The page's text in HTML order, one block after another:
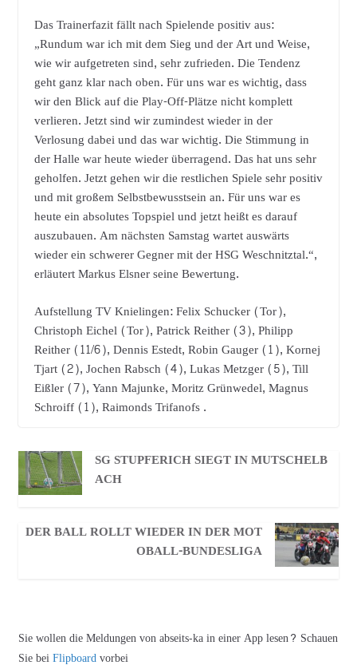
Das Trainerfazit fällt nach Spielende positiv aus:
„Rundum war ich mit dem Sieg und der Art und Weise,
wie wir aufgetreten sind, sehr zufrieden. Die Tendenz
geht ganz klar nach oben. Für uns war es wichtig, dass
wir den Blick auf die Play-Off-Plätze nicht komplett
verlieren. Jetzt sind wir zumindest wieder in der
Verlosung dabei und das war wichtig. Die Stimmung in
der Halle war heute wieder überragend. Das hat uns sehr
geholfen. Jetzt gehen wir die restlichen Spiele sehr positiv
und mit großem Selbstbewusstsein an. Für uns war es
heute ein absolutes Topspiel und jetzt heißt es darauf
auszubauen. Am nächsten Samstag wartet auswärts
wieder ein schwerer Gegner mit der HSG Weschnitztal.“,
erläutert Markus Elsner seine Bewertung.
Aufstellung TV Knielingen: Felix Schucker (Tor),
Christoph Eichel (Tor), Patrick Reither (3), Philipp
Reither (11/6), Dennis Estedt, Robin Gauger (1), Kornej
Tjart (2), Jochen Rabsch (4), Lukas Metzger (5), Till
Eißler (7), Yann Majunke, Moritz Grünwedel, Magnus
Schroiff (1), Raimonds Trifanofs .
SG STUPFERICH SIEGT IN MUTSCHELB
ACH
DER BALL ROLLT WIEDER IN DER MOT
OBALL-BUNDESLIGA
Sie wollen die Meldungen von abseits-ka in einer App lesen? Schauen
Sie beiFlipboardvorbei